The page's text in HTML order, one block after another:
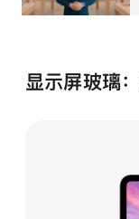
显示屏玻璃：